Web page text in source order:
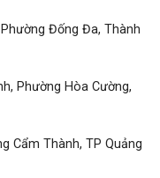
Đống Đa, Thành
Phường Hòa Cường,
Cẩm Thành, TP Quảng